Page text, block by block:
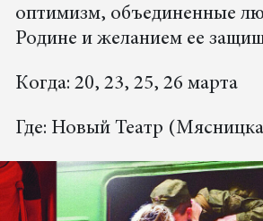
оптимизм, объединенные
Родине и желанием ее
Когда: 20, 23, 25, 26 марта
Где: Новый Театр